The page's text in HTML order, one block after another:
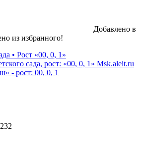
СТОЛЫ
Добавлено в
из избранного!
- рост: 00, 0, 1